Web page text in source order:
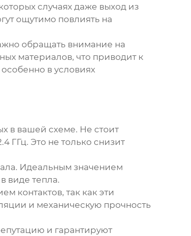
случаях даже выход из
ощутимо повлиять на
обращать внимание на
материалов, что приводит к
в условиях
в вашей схеме. Не стоит
ГГц. Это не только снизит
Идеальным значением
виде тепла.
контактов, так как эти
и механическую прочность
и гарантируют